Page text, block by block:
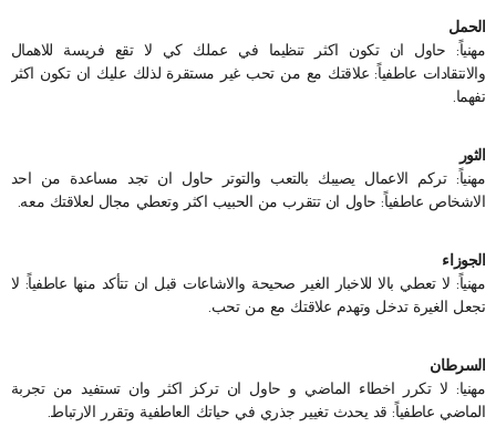
الحمل
مهنياً: حاول ان تكون اكثر تنظيما في عملك كي لا تقع فريسة للاهمال
والانتقادات عاطفياً: علاقتك مع من تحب غير مستقرة لذلك عليك ان تكون اكثر
تفهما.
الثور
مهنياً: تركم الاعمال يصيبك بالتعب والتوتر حاول ان تجد مساعدة من احد
الاشخاص عاطفياً: حاول ان تتقرب من الحبيب اكثر وتعطي مجال لعلاقتك معه.
الجوزاء
مهنياً: لا تعطي بالا للاخبار الغير صحيحة والاشاعات قبل ان تتأكد منها عاطفياً: لا
تجعل الغيرة تدخل وتهدم علاقتك مع من تحب.
السرطان
مهنيا: لا تكرر اخطاء الماضي و حاول ان تركز اكثر وان تستفيد من تجربة
الماضي عاطفياً: قد يحدث تغيير جذري في حياتك العاطفية وتقرر الارتباط.